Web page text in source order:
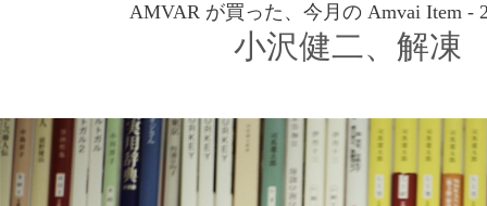
AMVAR が買った、今月の Amvai Item -
小沢健二、解凍